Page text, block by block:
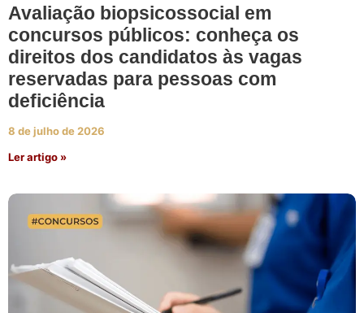
Avaliação biopsicossocial em
concursos públicos: conheça os
direitos dos candidatos às vagas
reservadas para pessoas com
deficiência
8 de julho de 2026
Ler artigo »